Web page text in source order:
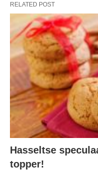
RELATED POST
Hasseltse
topper!